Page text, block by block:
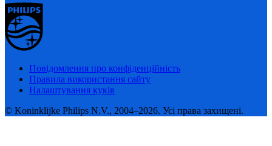
Повідомлення про конфіденційність
Правила використання сайту
Налаштування куків
© Koninklijke Philips N.V., 2004–2026. Усі права захищені.